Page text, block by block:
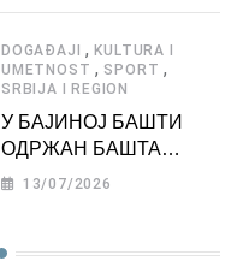
DOGAĐAJI ,KULTURA I
UMETNOST , SPORT ,
SRBIJA I REGION
У БАЈИНОЈ БАШТИ
ОДРЖАН БАШТА
ФЕСТ 2026
13/07/2026